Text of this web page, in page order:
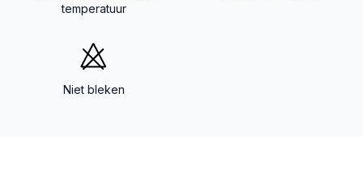
temperatuur
Niet bleken